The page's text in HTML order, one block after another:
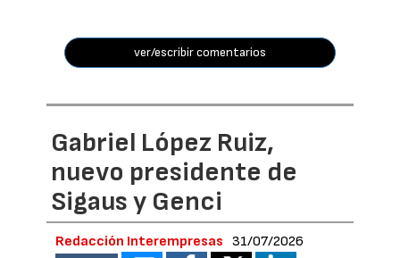
ver/escribir comentarios
Gabriel López Ruiz,
nuevo presidente de
Sigaus y Genci
Redacción Interempresas 31/07/2026